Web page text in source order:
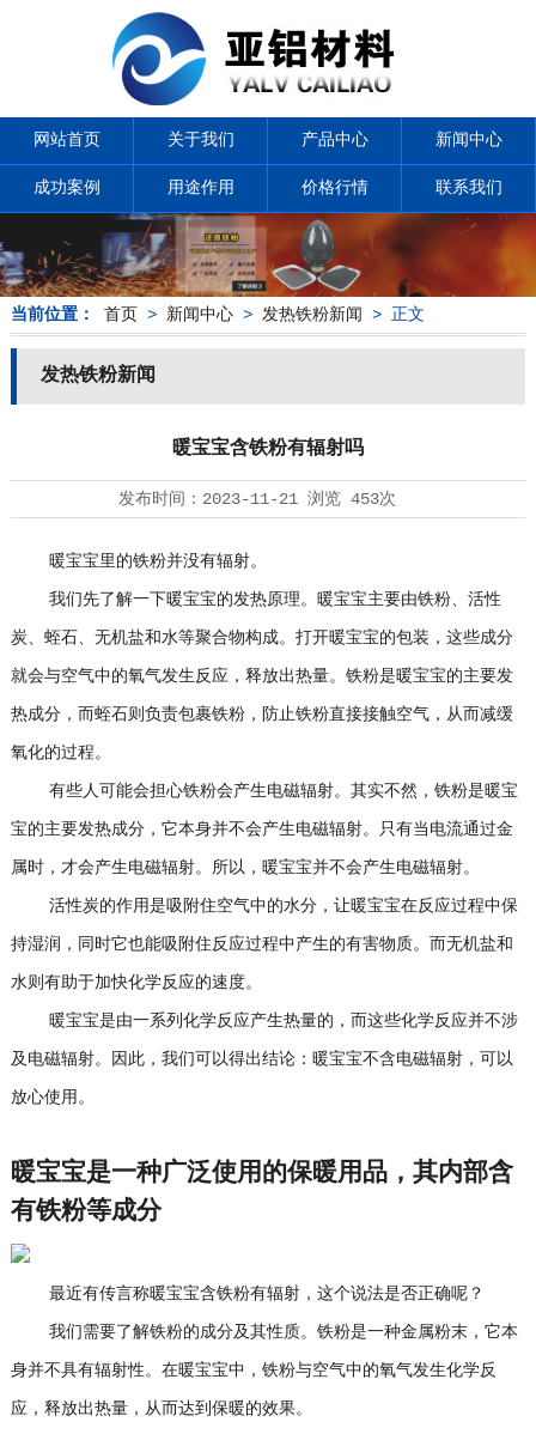
网站首页 关于我们 产品中心 新闻中心
成功案例 用途作用 价格行情 联系我们
当前位置： 首页 > 新闻中心> 发热铁粉新闻 > 正文
发热铁粉新闻
暖宝宝含铁粉有辐射吗
发布时间： 2023-11-21浏览 453次
暖宝宝里的铁粉并没有辐射。
我们先了解一下暖宝宝的发热原理。暖宝宝主要由铁粉、活性
炭、蛭石、无机盐和水等聚合物构成。打开暖宝宝的包装，这些成分
就会与空气中的氧气发生反应，释放出热量。铁粉是暖宝宝的主要发
热成分，而蛭石则负责包裹铁粉，防止铁粉直接接触空气，从而减缓
氧化的过程。
有些人可能会担心铁粉会产生电磁辐射。其实不然，铁粉是暖宝
宝的主要发热成分，它本身并不会产生电磁辐射。只有当电流通过金
属时，才会产生电磁辐射。所以，暖宝宝并不会产生电磁辐射。
活性炭的作用是吸附住空气中的水分，让暖宝宝在反应过程中保
持湿润，同时它也能吸附住反应过程中产生的有害物质。而无机盐和
水则有助于加快化学反应的速度。
暖宝宝是由一系列化学反应产生热量的，而这些化学反应并不涉
及电磁辐射。因此，我们可以得出结论：暖宝宝不含电磁辐射，可以
放心使用。
暖宝宝是一种广泛使用的保暖用品，其内部含
有铁粉等成分
最近有传言称暖宝宝含铁粉有辐射，这个说法是否正确呢？
我们需要了解铁粉的成分及其性质。铁粉是一种金属粉末，它本
身并不具有辐射性。在暖宝宝中，铁粉与空气中的氧气发生化学反
应，释放出热量，从而达到保暖的效果。